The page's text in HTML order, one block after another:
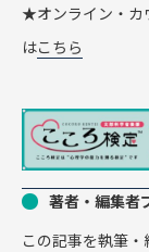
★オンライン・カ
はこちら
著者・編集者
この記事を執筆